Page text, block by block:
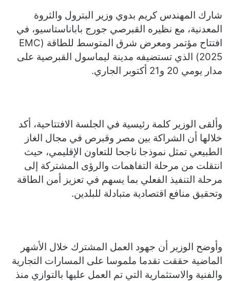
شارك المهندس كريم بدوي وزير البترول والثروة
المعدنية، مع نظيره القبرصي جورج باباناستاسيو، في
افتتاح مؤتمر ومعرض شرق المتوسط للطاقة (EMC
2025) الذي تستضيفه مدينة ليماسول القبرصية على
مدار يومي 20 و21 أكتوبر الجاري.
وألقى الوزير كلمة رئيسية في الجلسة الافتتاحية، أكد
خلالها أن الشراكة بين مصر وقبرص في مجال الغاز
الطبيعي تمثل نموذجا ناجحا للتعاون الإقليمي، حيث
انتقلت من مرحلة التفاهمات والرؤى المشتركة إلى
مرحلة التنفيذ الفعلي بما يسهم في تعزيز أمن الطاقة
وتحقيق منافع اقتصادية متبادلة للبلدين.
وأوضح الوزير أن جهود العمل المشترك خلال الأشهر
الماضية حققت تقدما ملموسا على المسارات التجارية
والفنية والاستثمارية التي تم العمل عليها بالتوازي منذ